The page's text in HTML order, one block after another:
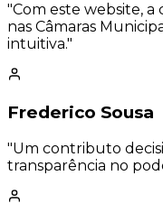
"Com este website,
nas Câmaras
intuitiva."
Frederico Sousa
"Um contributo
transparência no